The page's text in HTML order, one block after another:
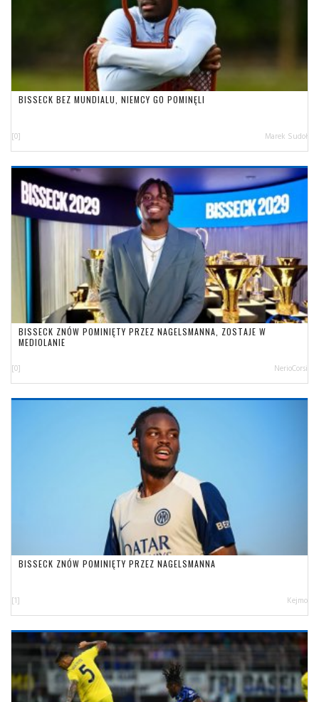
BISSECK BEZ MUNDIALU, NIEMCY GO POMINĘLI
[0] Marek Sudoł
BISSECK ZNÓW POMINIĘTY PRZEZ NAGELSMANNA, ZOSTAJE W
MEDIOLANIE
[0] NerioCorsi
BISSECK ZNÓW POMINIĘTY PRZEZ NAGELSMANNA
[1] Kejmo